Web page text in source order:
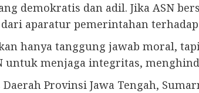
demokratis dan adil. Jika ASN
aparatur pemerintahan
hanya tanggung jawab moral,
untuk menjaga integritas,
Daerah Provinsi Jawa Tengah,